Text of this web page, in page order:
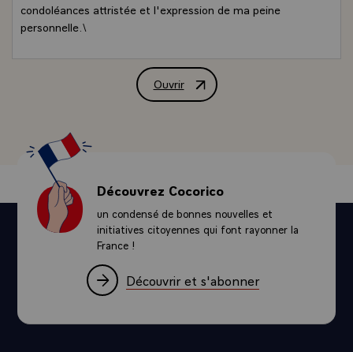
condoléances attristée et l'expression de ma peine
personnelle.\
Ouvrir
Lettre de condoléances de M.
Découvrez Cocorico
un condensé de bonnes nouvelles et
initiatives citoyennes qui font rayonner la
France !
Découvrir et s'abonner